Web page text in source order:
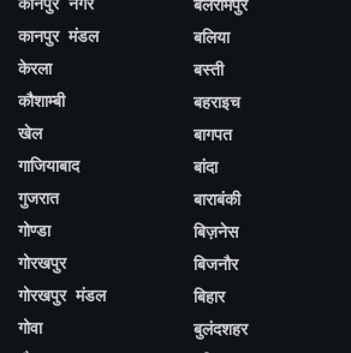
कानपुर मंडल
केरला
कौशाम्बी
खेल
गाजियाबाद
गुजरात
गोण्डा
गोरखपुर
गोरखपुर मंडल
गोवा
बलरामपुर
बलिया
बस्ती
बहराइच
बागपत
बांदा
बाराबंकी
बिज़नेस
बिजनौर
बिहार
बुलंदशहर